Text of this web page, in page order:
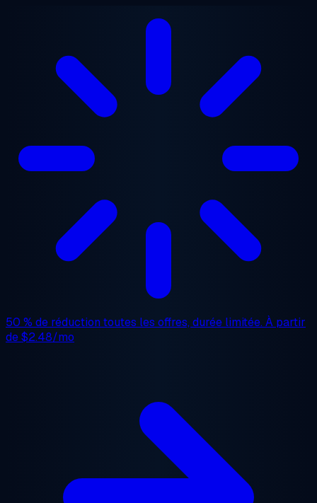
50 % de réduction toutes les offres, durée limitée. À partir
de$2.48/mo